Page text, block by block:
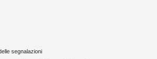
segnalazioni